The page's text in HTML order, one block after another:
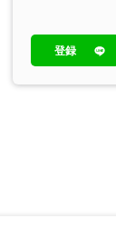
登録